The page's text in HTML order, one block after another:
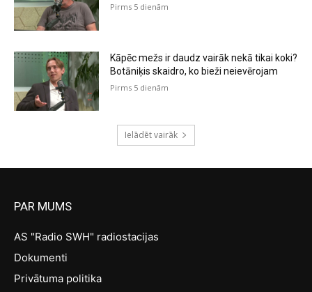
Pirms 5 dienām
Kāpēc mežs ir daudz vairāk nekā tikai koki?
Botāniķis skaidro, ko bieži neievērojam
Pirms 5 dienām
Ielādēt vairāk
PAR MUMS
AS "Radio SWH" radiostacijas
Dokumenti
Privātuma politika